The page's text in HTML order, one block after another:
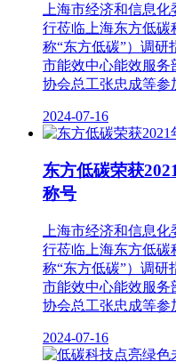
上海市经济和信息
行莅临上海东方低碳
称“东方低碳”）调研
市能效中心能效服务
协会总工张忠成等参
2024-07-16
东方低碳荣获
称号
上海市经济和信息
行莅临上海东方低碳
称“东方低碳”）调研
市能效中心能效服务
协会总工张忠成等参
2024-07-16